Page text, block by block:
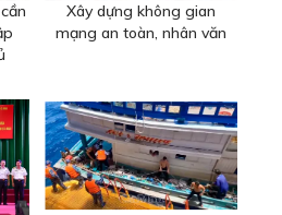
Xây dựng không gian
mạng an toàn, nhân văn